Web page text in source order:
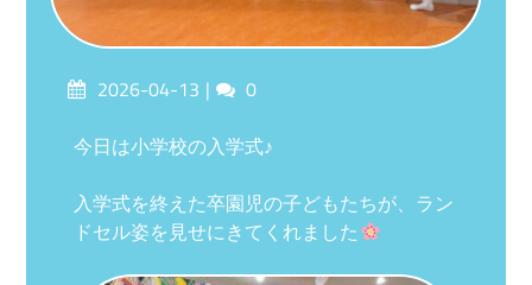
Posted2026-04-13 Comments
0
今日は小学校の入学式♪
入学式を終えた卒園児の子どもたちが、ラン
ドセル姿を見せにきてくれました